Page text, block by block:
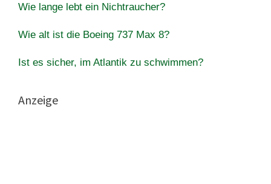
Wie lange lebt ein Nichtraucher?
Wie alt ist die Boeing 737 Max 8?
Ist es sicher, im Atlantik zu schwimmen?
Anzeige